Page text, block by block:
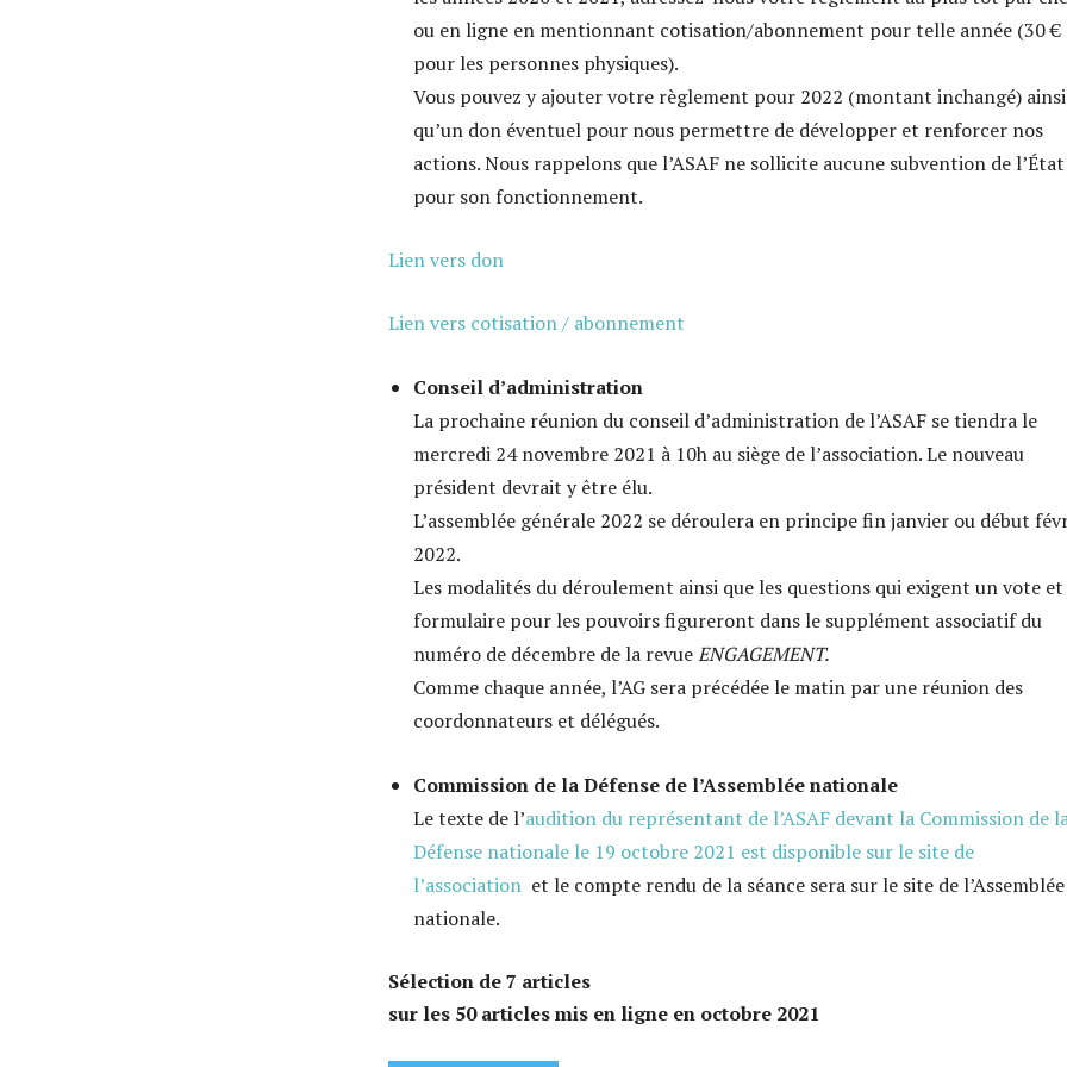
ou en ligne en mentionnant cotisation/abonnement pour telle année (30 €
pour les personnes physiques).
Vous pouvez y ajouter votre règlement pour 2022 (montant inchangé) ainsi
qu’un don éventuel pour nous permettre de développer et renforcer nos
actions. Nous rappelons que l’ASAF ne sollicite aucune subvention de l’État
pour son fonctionnement.
Lien vers don
Lien vers cotisation / abonnement
Conseil d’administration
La prochaine réunion du conseil d’administration de l’ASAF se tiendra le
mercredi 24 novembre 2021 à 10h au siège de l’association. Le nouveau
président devrait y être élu.
L’assemblée générale 2022 se déroulera en principe fin janvier ou début
2022.
Les modalités du déroulement ainsi que les questions qui exigent un vote
formulaire pour les pouvoirs figureront dans le supplément associatif du
numéro de décembre de la revueENGAGEMENT.
Comme chaque année, l’AG sera précédée le matin par une réunion des
coordonnateurs et délégués.
Commission de la Défense de l’Assemblée nationale
Le texte de l’audition du représentant de l’ASAF devant la Commission de
Défense nationale le 19 octobre 2021 est disponible sur le site de
l’association et le compte rendu de la séance sera sur le site de l’Assemblée
nationale.
Sélection de 7 articles
sur les 50 articles mis en ligne en octobre 2021